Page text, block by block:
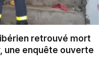
retrouvé mort
une enquête ouverte